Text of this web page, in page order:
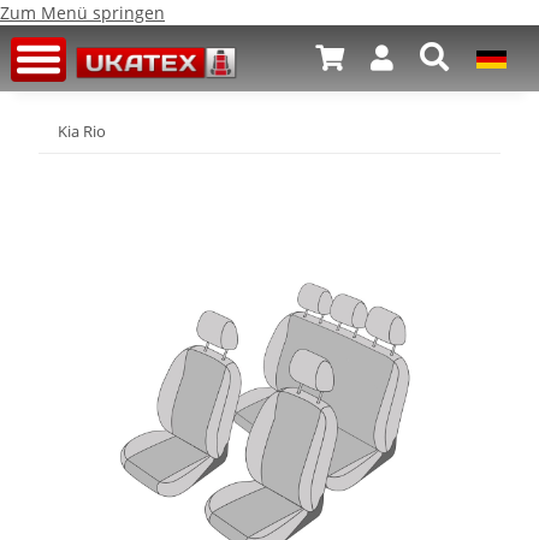
Zum Menü springen
Kia Rio